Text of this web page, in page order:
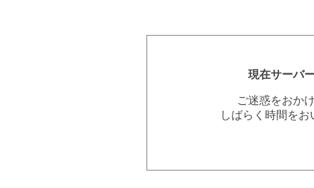
現在サーバ
ご迷惑をおか
しばらく時間を